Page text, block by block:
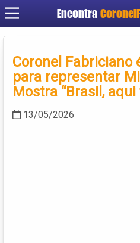
Encontra
Coronel Fabriciano
para representar
Mostra “Brasil, aqui
13/05/2026